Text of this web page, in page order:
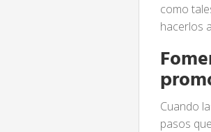
como
hacerlos
Cuando
pasos